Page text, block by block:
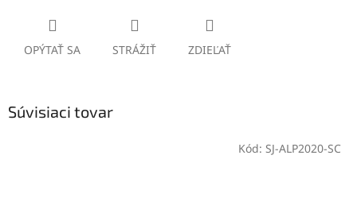
OPÝTAŤ SA STRÁŽIŤ ZDIEĽAŤ
Súvisiaci tovar
Kód: SJ-ALP2020-SC